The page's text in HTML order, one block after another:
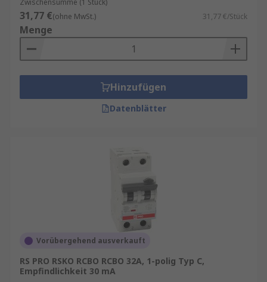
Zwischensumme (1 Stück)
31,77 €(ohne MwSt.) 31,77 €/Stück
Menge
Hinzufügen
Datenblätter
Vorübergehend ausverkauft
RS PRO RSKO RCBO RCBO 32A, 1-polig Typ C,
Empfindlichkeit 30 mA